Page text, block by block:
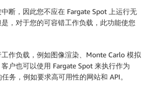
断，因此您不应在 Fargate Spot 上运行无
，对于您的可容错工作负载，此功能使您
作负载，例如图像渲染、Monte Carlo 模拟
户也可以使用 Fargate Spot 来执行作为
务，例如要求高可用性的网站和 API。